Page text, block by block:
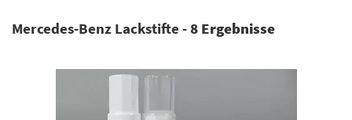
Mercedes-Benz Lackstifte -8 Ergebnisse